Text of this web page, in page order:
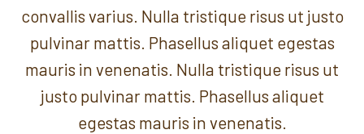
convallis varius. Nulla tristique risus ut justo
pulvinar mattis. Phasellus aliquet egestas
mauris in venenatis. Nulla tristique risus ut
justo pulvinar mattis. Phasellus aliquet
egestas mauris in venenatis.